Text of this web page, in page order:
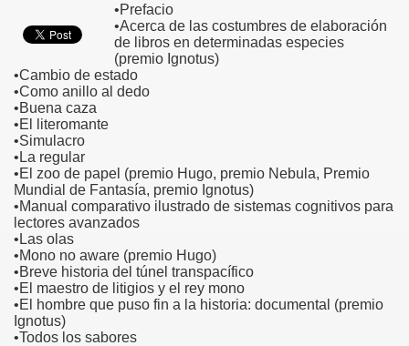
•Prefacio
•Acerca de las costumbres de elaboración
de libros en determinadas especies
(premio Ignotus)
•Cambio de estado
•Como anillo al dedo
•Buena caza
•El literomante
•Simulacro
•La regular
•El zoo de papel (premio Hugo, premio Nebula, Premio
Mundial de Fantasía, premio Ignotus)
•Manual comparativo ilustrado de sistemas cognitivos para
lectores avanzados
•Las olas
•Mono no aware (premio Hugo)
•Breve historia del túnel transpacífico
•El maestro de litigios y el rey mono
•El hombre que puso fin a la historia: documental (premio
Ignotus)
•Todos los sabores